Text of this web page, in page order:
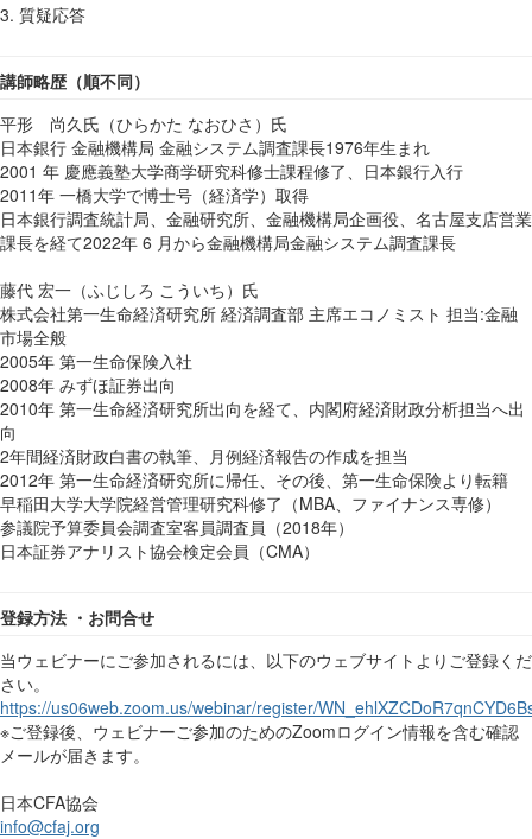
3. 質疑応答
講師略歴（順不同）
平形 尚久氏（ひらかた なおひさ）氏
日本銀行 金融機構局 金融システム調査課長1976年生まれ
2001 年 慶應義塾大学商学研究科修士課程修了、日本銀行入行
2011年 一橋大学で博士号（経済学）取得
日本銀行調査統計局、金融研究所、金融機構局企画役、名古屋支店営業
課長を経て2022年 6 月から金融機構局金融システム調査課長
藤代 宏一（ふじしろ こういち）氏
株式会社第一生命経済研究所 経済調査部 主席エコノミスト 担当:金融
市場全般
2005年 第一生命保険入社
2008年 みずほ証券出向
2010年 第一生命経済研究所出向を経て、内閣府経済財政分析担当へ出
向
2年間経済財政白書の執筆、月例経済報告の作成を担当
2012年 第一生命経済研究所に帰任、その後、第一生命保険より転籍
早稲田大学大学院経営管理研究科修了（MBA、ファイナンス専修）
参議院予算委員会調査室客員調査員（2018年）
日本証券アナリスト協会検定会員（CMA）
登録方法 ・お問合せ
当ウェビナーにご参加されるには、以下のウェブサイトよりご登録くだ
さい。
https://us06web.zoom.us/webinar/register/
※ご登録後、ウェビナーご参加のためのZoomログイン情報を含む確認
メールが届きます。
日本CFA協会
info@cfaj.org